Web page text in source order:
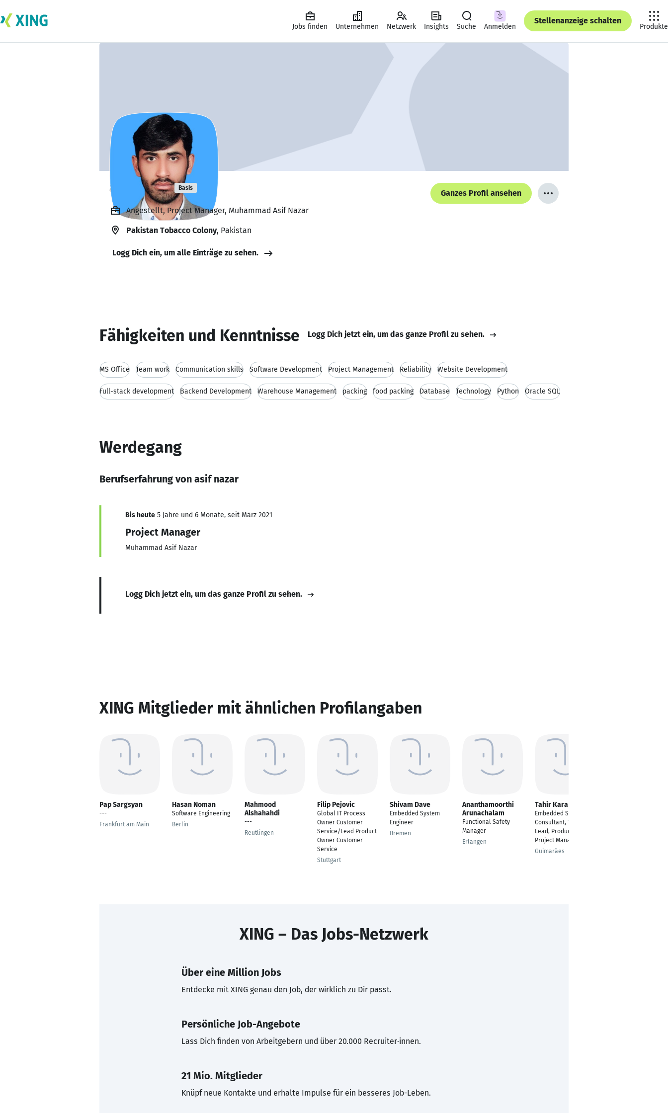
Jobs finden Unternehmen Netzwerk Insights Suche Anmelden
Stellenanzeige schalten
Produkte
asif nazar Basis
Ganzes Profil ansehen
Angestellt, Project Manager, Muhammad Asif Nazar
Pakistan Tobacco Colony, Pakistan
Logg Dich ein, um alle Einträge zu sehen.
Fähigkeiten und Kenntnisse Logg Dich jetzt ein, um das ganze Profil zu sehen.
MS Office Team work Communication skills Software Development Project Management Reliability Website Development
Full-stack development Backend Development Warehouse Management packing food packing Database Technology Python Oracle SQL
Werdegang
Berufserfahrung von asif nazar
Bis heute 5 Jahre und 6 Monate, seit März 2021
Project Manager
Muhammad Asif Nazar
Logg Dich jetzt ein, um das ganze Profil zu sehen.
XING Mitglieder mit ähnlichen Profilangaben
Pap Sargsyan
---
Frankfurt am Main
Hasan Noman
Software Engineering
Berlin
Mahmood
Alshahahdi
---
Reutlingen
Filip Pejovic
Global IT Process
Owner Customer
Service/Lead Product
Owner Customer
Service
Stuttgart
Shivam Dave
Embedded System
Engineer
Bremen
Ananthamoorthi
Arunachalam
Functional Safety
Manager
Erlangen
Tahir Kara
Embedded Systems
Consultant, Technical
Lead, Product Owner,
Project Manager
Guimarães
XING – Das Jobs-Netzwerk
Über eine Million Jobs
Entdecke mit XING genau den Job, der wirklich zu Dir passt.
Persönliche Job-Angebote
Lass Dich finden von Arbeitgebern und über 20.000 Recruiter·innen.
21 Mio. Mitglieder
Knüpf neue Kontakte und erhalte Impulse für ein besseres Job-Leben.